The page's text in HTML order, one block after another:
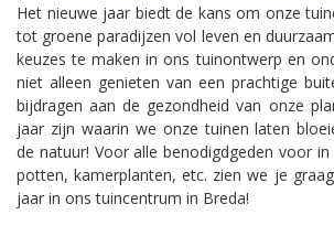
Het nieuwe jaar biedt de kans om onze
tot groene paradijzen vol leven en
keuzes te maken in ons tuinontwerp en
niet alleen genieten van een prachtige
bijdragen aan de gezondheid van onze
jaar zijn waarin we onze tuinen laten
de natuur! Voor alle benodigdgeden voor
potten, kamerplanten, etc. zien we je
jaar in ons tuincentrum in Breda!